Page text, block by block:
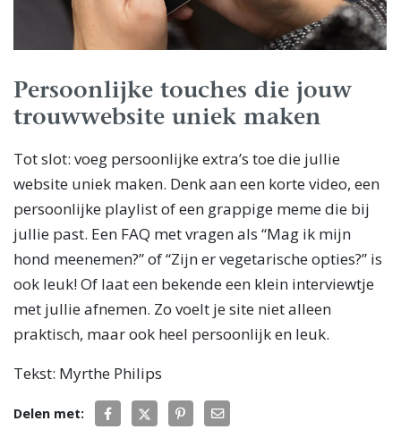
Persoonlijke touches die jouw
trouwwebsite uniek maken
Tot slot: voeg persoonlijke extra’s toe die jullie
website uniek maken. Denk aan een korte video, een
persoonlijke playlist of een grappige meme die bij
jullie past. Een FAQ met vragen als “Mag ik mijn
hond meenemen?” of “Zijn er vegetarische opties?” is
ook leuk! Of laat een bekende een klein interviewtje
met jullie afnemen. Zo voelt je site niet alleen
praktisch, maar ook heel persoonlijk en leuk.
Tekst: Myrthe Philips
Delen met: